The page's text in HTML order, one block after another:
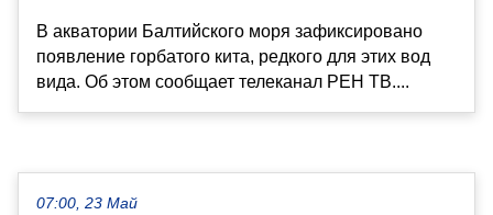
В акватории Балтийского моря зафиксировано
появление горбатого кита, редкого для этих вод
вида. Об этом сообщает телеканал РЕН ТВ....
07:00, 23 Май